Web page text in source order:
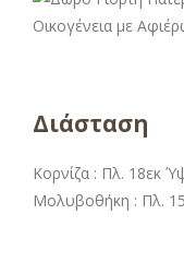
Διάσταση
Κορνίζα : Πλ. 18εκ
Μολυβοθήκη : Πλ.